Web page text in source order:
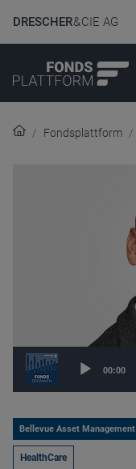
DRESCHER& CIE AG
Fondsplattform
Audio
00:00
Bellevue Asset Management
HealthCare